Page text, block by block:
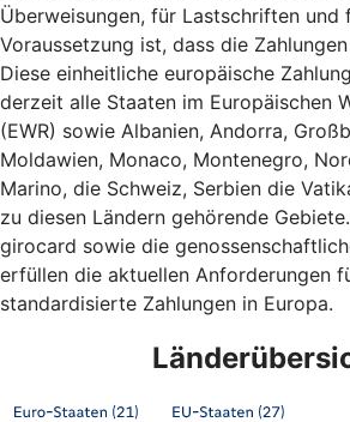
Überweisungen, für Lastschriften und
Voraussetzung ist, dass die
Diese einheitliche europäische
derzeit alle Staaten im Europäischen
(EWR) sowie Albanien, Andorra,
Moldawien, Monaco, Montenegro,
Marino, die Schweiz, Serbien die
zu diesen Ländern gehörende
girocard sowie die
erfüllen die aktuellen Anforderungen
standardisierte Zahlungen in Europa.